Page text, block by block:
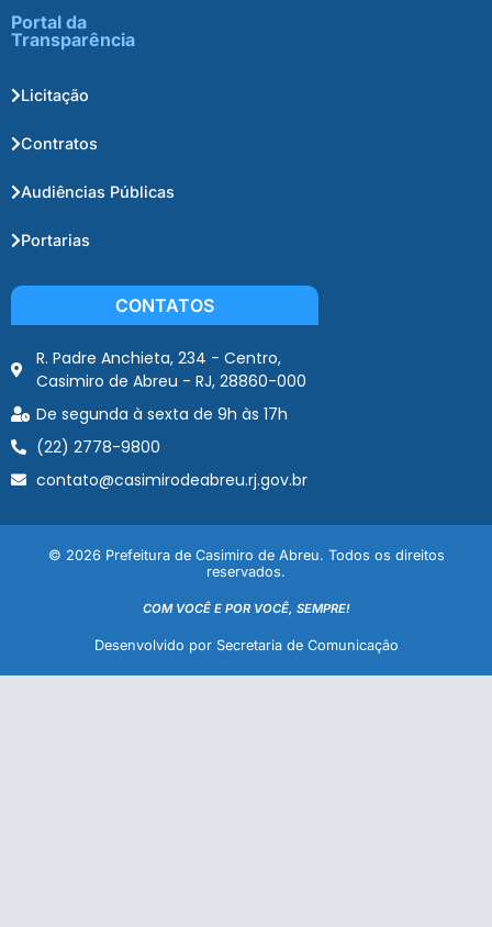
Portal da
Transparência
Licitação
Contratos
Audiências Públicas
Portarias
CONTATOS
R. Padre Anchieta, 234 - Centro,
Casimiro de Abreu - RJ, 28860-000
De segunda à sexta de 9h às 17h
(22) 2778-9800
contato@casimirodeabreu.rj.gov.br
© 2026 Prefeitura de Casimiro de Abreu. Todos os direitos
reservados.
COM VOCÊ E POR VOCÊ, SEMPRE!
Desenvolvido por Secretaria de Comunicação